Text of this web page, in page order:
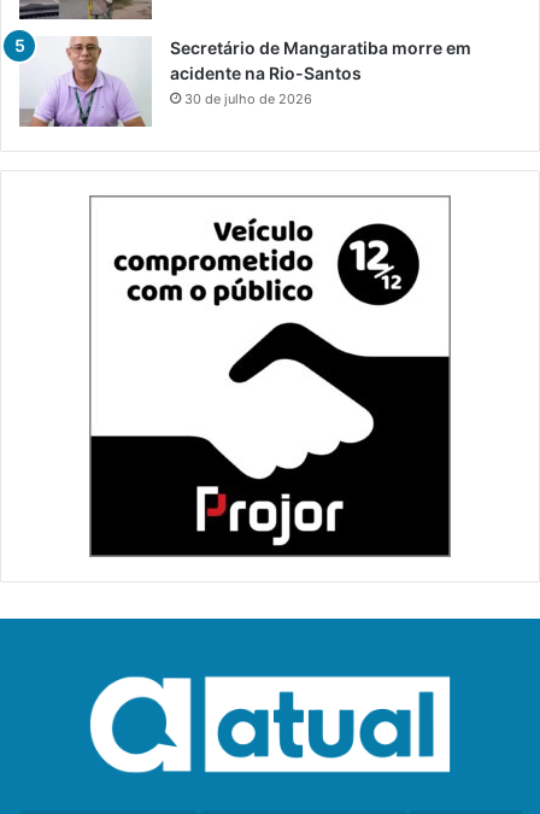
Secretário de Mangaratiba morre em
acidente na Rio-Santos
30 de julho de 2026